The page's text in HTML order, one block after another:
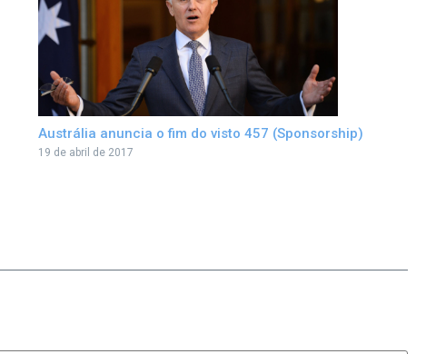
Austrália anuncia o fim do visto 457 (Sponsorship)
19 de abril de 2017